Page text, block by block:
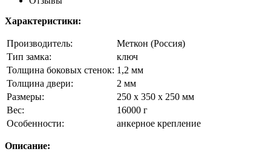
Характеристики:
Производитель:
Меткон (Россия)
Тип замка:
ключ
Толщина боковых стенок: 1,2 мм
Толщина двери:
2 мм
Размеры:
250 х 350 х 250 мм
Вес:
16000 г
Особенности:
анкерное крепление
Описание: